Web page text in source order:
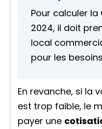
Pour calculer la
2024, il doit
local
pour les
En revanche, si la
est trop faible, le
payer une